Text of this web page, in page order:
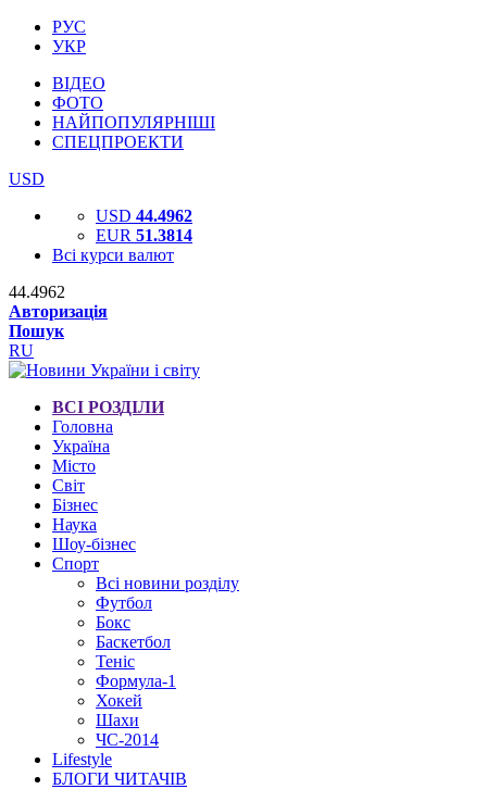
РУС
УКР
ВІДЕО
ФОТО
НАЙПОПУЛЯРНІШІ
СПЕЦПРОЕКТИ
USD
USD 44.4962
EUR 51.3814
Всі курси валют
44.4962
Авторизація
Пошук
RU
ВСІ РОЗДІЛИ
Головна
Україна
Місто
Світ
Бізнес
Наука
Шоу-бізнес
Спорт
Всі новини розділу
Футбол
Бокс
Баскетбол
Теніс
Формула-1
Хокей
Шахи
ЧС-2014
Lifestyle
БЛОГИ ЧИТАЧІВ